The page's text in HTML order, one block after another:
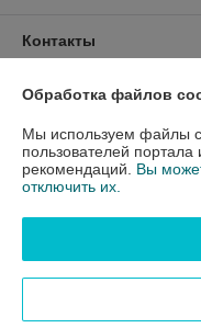
Контакты
Доставка и оплата
График работы
Полная версия сайта
Политика обработки
Сайт создан на
Обработка файлов
Мы используем файлы
пользователей
рекомендаций. Вы
отключить их.